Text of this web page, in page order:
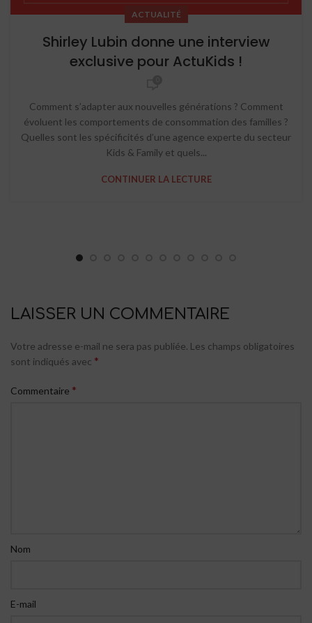
ACTUALITÉ
Shirley Lubin donne une interview
exclusive pour ActuKids !
Comment s’adapter aux nouvelles générations ? Comment
évoluent les comportements de consommation des familles ?
Quelles sont les spécificités d’une agence experte du secteur
Kids & Family et quels...
CONTINUER LA LECTURE
LAISSER UN COMMENTAIRE
Votre adresse e-mail ne sera pas publiée. Les champs obligatoires
sont indiqués avec *
Commentaire *
Nom
E-mail